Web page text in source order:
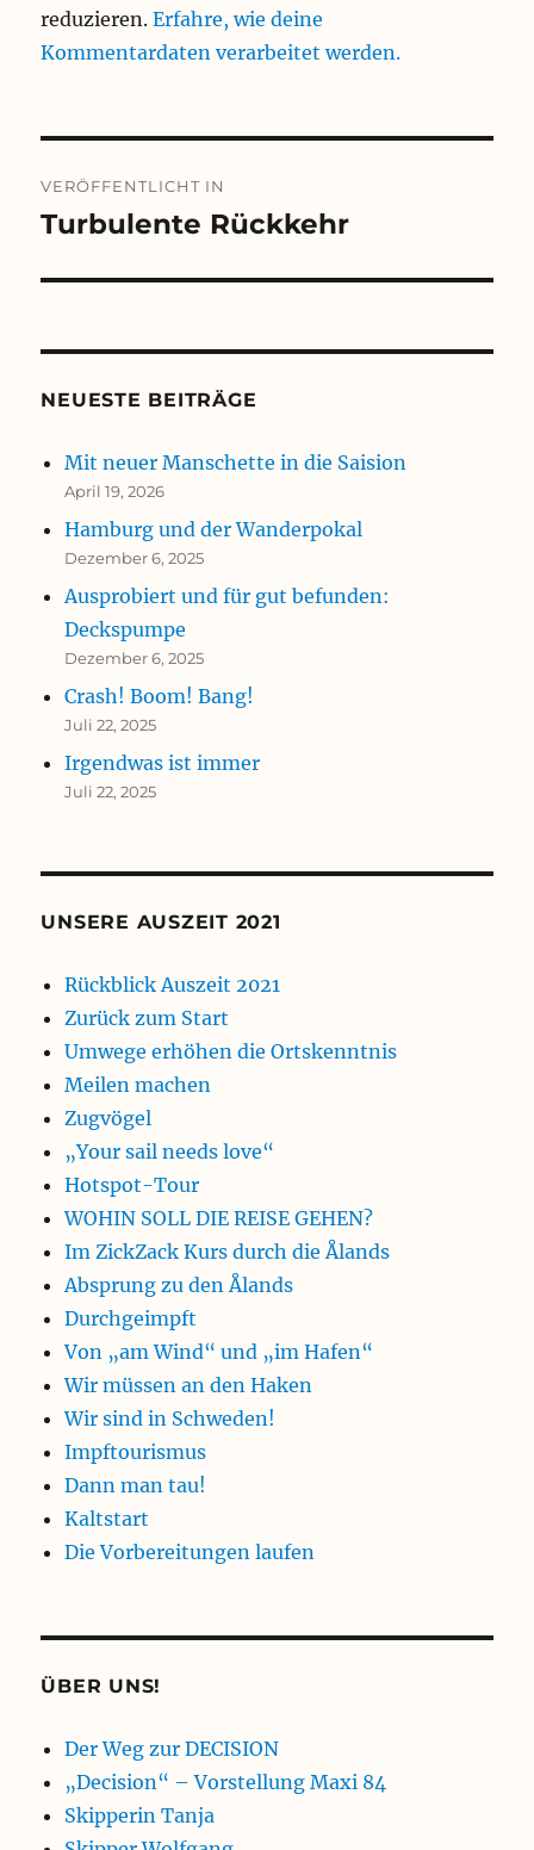
reduzieren.Erfahre, wie deine
Kommentardaten verarbeitet werden.
VERÖFFENTLICHT IN
Turbulente Rückkehr
NEUESTE BEITRÄGE
Mit neuer Manschette in die Saision
April 19, 2026
Hamburg und der Wanderpokal
Dezember 6, 2025
Ausprobiert und für gut befunden:
Deckspumpe
Dezember 6, 2025
Crash! Boom! Bang!
Juli 22, 2025
Irgendwas ist immer
Juli 22, 2025
UNSERE AUSZEIT 2021
Rückblick Auszeit 2021
Zurück zum Start
Umwege erhöhen die Ortskenntnis
Meilen machen
Zugvögel
„Your sail needs love“
Hotspot-Tour
WOHIN SOLL DIE REISE GEHEN?
Im ZickZack Kurs durch die Ålands
Absprung zu den Ålands
Durchgeimpft
Von „am Wind“ und „im Hafen“
Wir müssen an den Haken
Wir sind in Schweden!
Impftourismus
Dann man tau!
Kaltstart
Die Vorbereitungen laufen
ÜBER UNS!
Der Weg zur DECISION
„Decision“ – Vorstellung Maxi 84
Skipperin Tanja